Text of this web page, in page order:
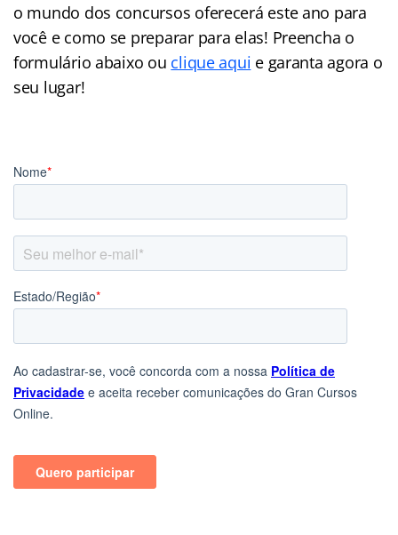
o mundo dos concursos oferecerá este ano para
você e como se preparar para elas! Preencha o
formulário abaixo ou clique aqui e garanta agora o
seu lugar!